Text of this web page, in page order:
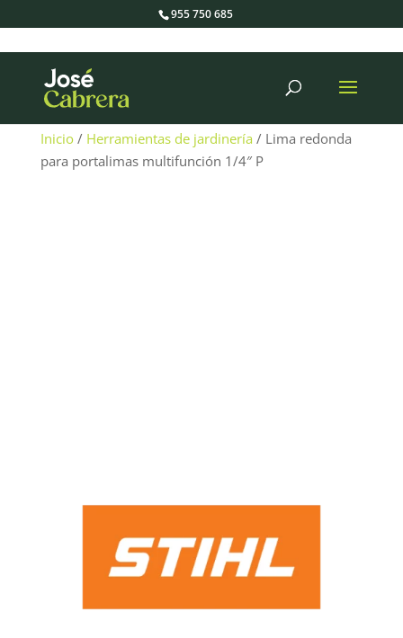
955 750 685
Inicio/ Herramientas de jardinería / Lima redonda
para portalimas multifunción 1/4″ P